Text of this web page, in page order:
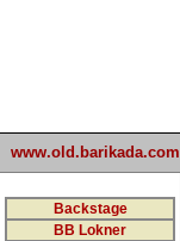
www.old.barikada.com
Backstage
BB Lokner